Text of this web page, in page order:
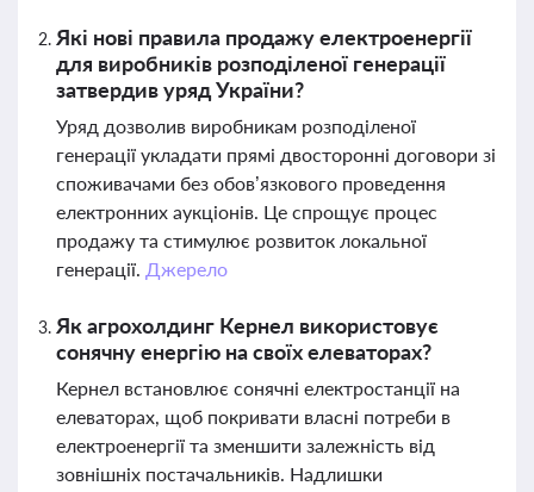
Які нові правила продажу електроенергії
для виробників розподіленої генерації
затвердив уряд України?
Уряд дозволив виробникам розподіленої
генерації укладати прямі двосторонні договори зі
споживачами без обов’язкового проведення
електронних аукціонів. Це спрощує процес
продажу та стимулює розвиток локальної
генерації. Джерело
Як агрохолдинг Кернел використовує
сонячну енергію на своїх елеваторах?
Кернел встановлює сонячні електростанції на
елеваторах, щоб покривати власні потреби в
електроенергії та зменшити залежність від
зовнішніх постачальників. Надлишки